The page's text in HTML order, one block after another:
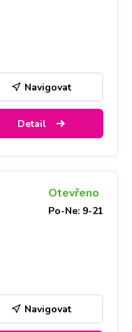
Navigovat
Detail
Otevřeno
Po-Ne: 9-21
Navigovat